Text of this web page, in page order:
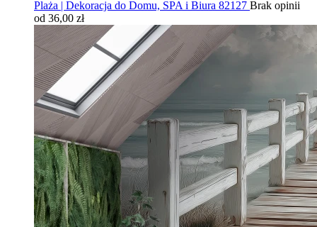
Plaża | Dekoracja do Domu, SPA i Biura 82127 Brak opinii
od 36,00 zł